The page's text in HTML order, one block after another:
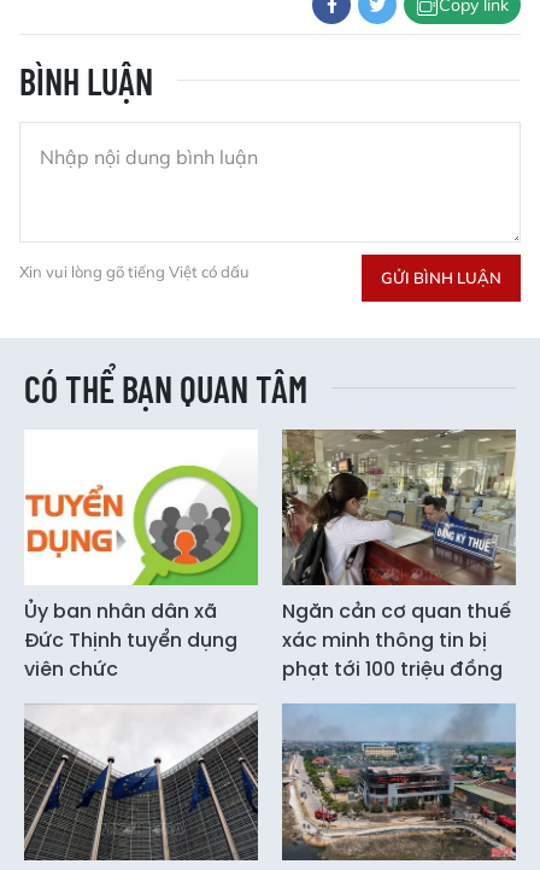
BÌNH LUẬN
Xin vui lòng gõ tiếng Việt có dấu GỬI BÌNH LUẬN
CÓ THỂ BẠN QUAN TÂM
Ủy ban nhân dân xã
Đức Thịnh tuyển dụng
viên chức
Ngăn cản cơ quan thuế
xác minh thông tin bị
phạt tới 100 triệu đồng